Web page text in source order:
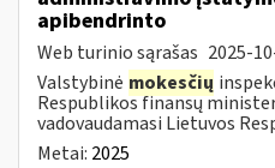
apibendrinto
Web turinio sąrašas 2025-
Valstybinė mokesčių
Respublikos finansų
vadovaudamasi Lietuvos
Metai: 2025